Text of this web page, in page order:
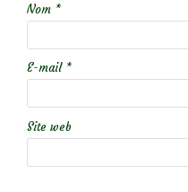
Nom *
E-mail *
Site web